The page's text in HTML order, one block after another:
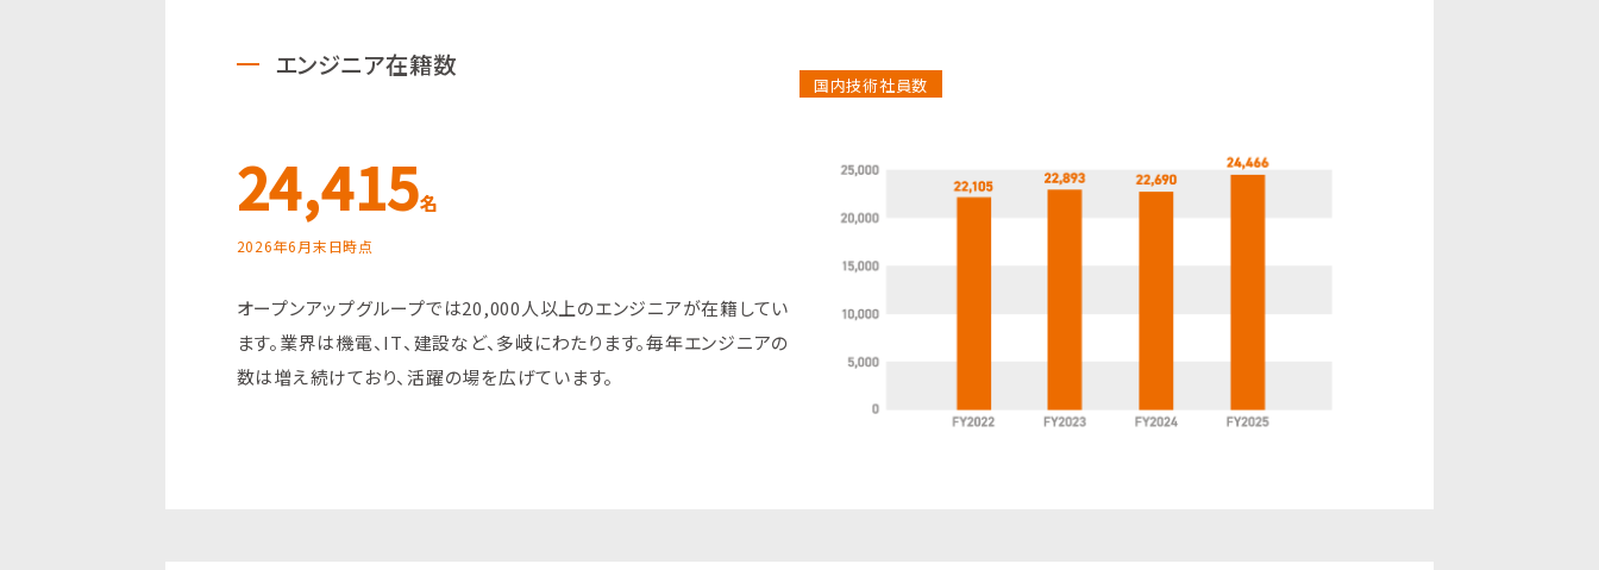
エンジニア在籍数
24,415名
2026年6月末日時点
オープンアップグループでは20,000人以上のエンジニアが在籍してい
ます。業界は機電、IT、建設など、多岐にわたります。毎年エンジニアの
数は増え続けており、活躍の場を広げています。
国内技術社員数